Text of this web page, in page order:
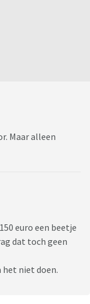
Maar alleen
euro een beetje
dat toch geen
het niet doen.